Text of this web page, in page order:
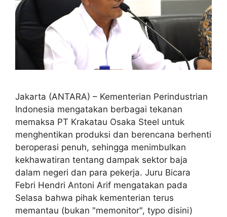
Jakarta (ANTARA) – Kementerian Perindustrian
Indonesia mengatakan berbagai tekanan
memaksa PT Krakatau Osaka Steel untuk
menghentikan produksi dan berencana berhenti
beroperasi penuh, sehingga menimbulkan
kekhawatiran tentang dampak sektor baja
dalam negeri dan para pekerja. Juru Bicara
Febri Hendri Antoni Arif mengatakan pada
Selasa bahwa pihak kementerian terus
memantau (bukan "memonitor", typo disini)